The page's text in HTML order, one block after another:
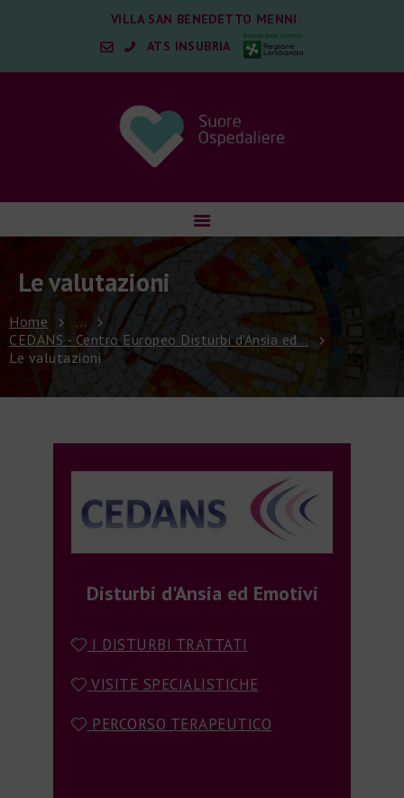
VILLA SAN BENEDETTO MENNI
ATS INSUBRIA
Le valutazioni
Home
...
CEDANS - Centro Europeo Disturbi d'Ansia ed...
Le valutazioni
SERVIZI PER IL PAZIENTE
QUALITÀ E SICUREZZA
SOSTIENICI
LAVORA CON NOI
Disturbi d'Ansia ed Emotivi
I DISTURBI TRATTATI
VISITE SPECIALISTICHE
PERCORSO TERAPEUTICO